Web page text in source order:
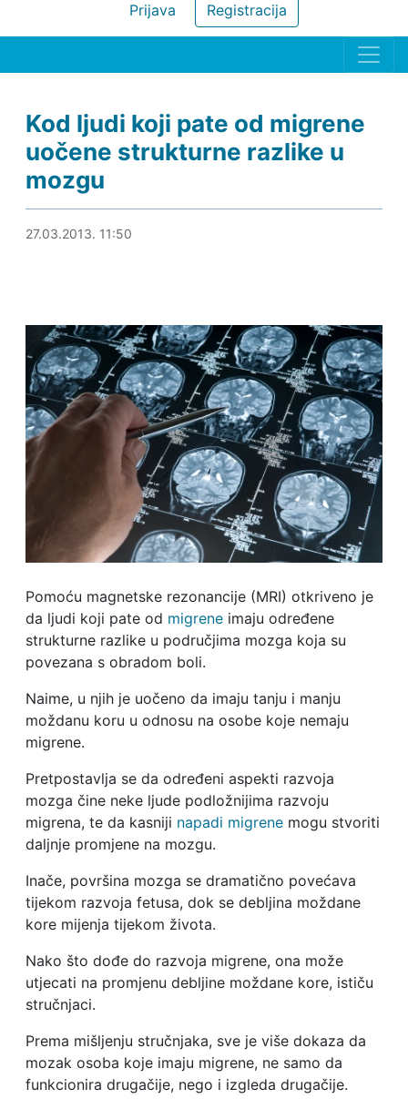
Registracija
Prijava
Kod ljudi koji pate od migrene
uočene strukturne razlike u
mozgu
27.03.2013. 12:34
27.03.2013. 11:50
Pomoću magnetske rezonancije (MRI) otkriveno je
da ljudi koji pate od migreneimaju određene
strukturne razlike u područjima mozga koja su
povezana s obradom boli.
Naime, u njih je uočeno da imaju tanju i manju
moždanu koru u odnosu na osobe koje nemaju
migrene.
Pretpostavlja se da određeni aspekti razvoja
mozga čine neke ljude podložnijima razvoju
migrena, te da kasniji napadi migrenemogu stvoriti
daljnje promjene na mozgu.
Inače, površina mozga se dramatično povećava
tijekom razvoja fetusa, dok se debljina moždane
kore mijenja tijekom života.
Nako što dođe do razvoja migrene, ona može
utjecati na promjenu debljine moždane kore, ističu
stručnjaci.
Prema mišljenju stručnjaka, sve je više dokaza da
mozak osoba koje imaju migrene, ne samo da
funkcionira drugačije, nego i izgleda drugačije.